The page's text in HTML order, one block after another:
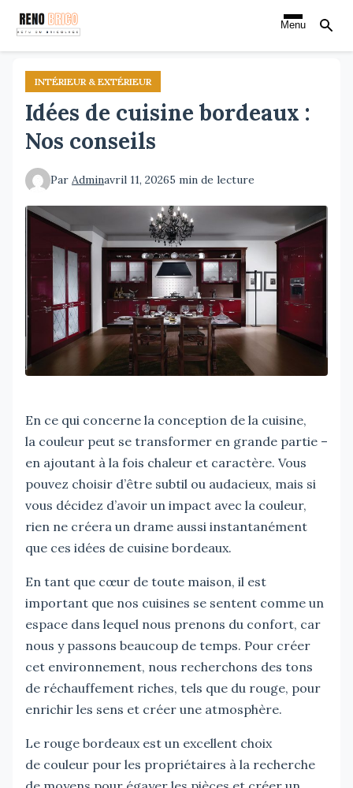
Aller
contenu
principal
Menu
INTÉRIEUR & EXTÉRIEUR
Idées de cuisine bordeaux :
Nos conseils
Par Adminavril 11, 20265 min de lecture
En ce qui concerne la conception de la cuisine,
la couleur peut se transformer en grande partie –
en ajoutant à la fois chaleur et caractère. Vous
pouvez choisir d’être subtil ou audacieux, mais si
vous décidez d’avoir un impact avec la couleur,
rien ne créera un drame aussi instantanément
que ces idées de cuisine bordeaux.
En tant que cœur de toute maison, il est
important que nos cuisines se sentent comme un
espace dans lequel nous prenons du confort, car
nous y passons beaucoup de temps. Pour créer
cet environnement, nous recherchons des tons
de réchauffement riches, tels que du rouge, pour
enrichir les sens et créer une atmosphère.
Le rouge bordeaux est un excellent choix
de couleur pour les propriétaires à la recherche